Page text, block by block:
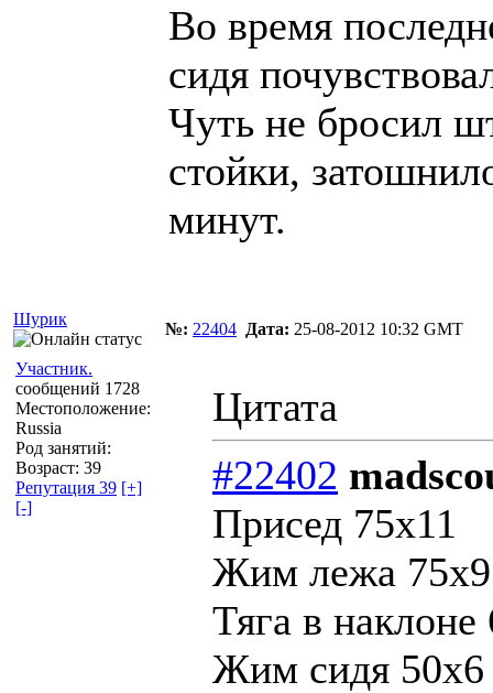
Во время
сидя
Чуть не бросил
стойки,
минут.
Шурик
№: 22404 Дата: 25-08-2012 10:32 GMT
Участник.
сообщений 1728
Местоположение:
Russia
Род занятий:
Возраст: 39
Репутация 39 [+]
[-]
Цитата
#22402
Присед 75х11
Жим лежа 75х9
Тяга в наклоне
Жим сидя 50х6